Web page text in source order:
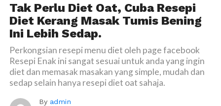
Tak Perlu Diet Oat, Cuba Resepi
Diet Kerang Masak Tumis Bening
Ini Lebih Sedap.
Perkongsian resepi menu diet oleh page facebook
Resepi Enak ini sangat sesuai untuk anda yang ingin
diet dan memasak masakan yang simple, mudah dan
sedap selain hanya resepi diet oat sahaja.
By admin